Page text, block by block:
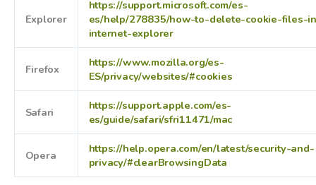
Explorer
https://support.microsoft.com/es-
es/help/278835/how-to-delete-cookie-files-
internet-explorer
Firefox
https://www.mozilla.org/es-
ES/privacy/websites/#cookies
Safari
https://support.apple.com/es-
es/guide/safari/sfri11471/mac
Opera
https://help.opera.com/en/latest/security-and-
privacy/#clearBrowsingData